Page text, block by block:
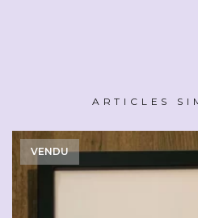
ARTICLES
VENDU